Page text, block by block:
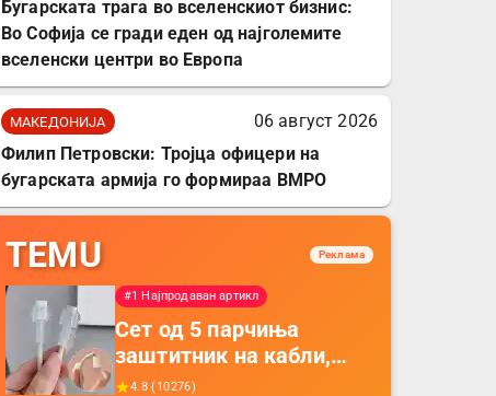
Бугарската трага во вселенскиот бизнис:
Во Софија се гради еден од најголемите
вселенски центри во Европа
МАКЕДОНИЈА
06 август 2026
Филип Петровски: Тројца офицери на
бугарската армија го формираа ВМРО
TEMU Реклама
#1 Најпродаван артикл
Сет од 5 парчиња
заштитник на кабли,
прекривка за заштита
4.8 (10276)